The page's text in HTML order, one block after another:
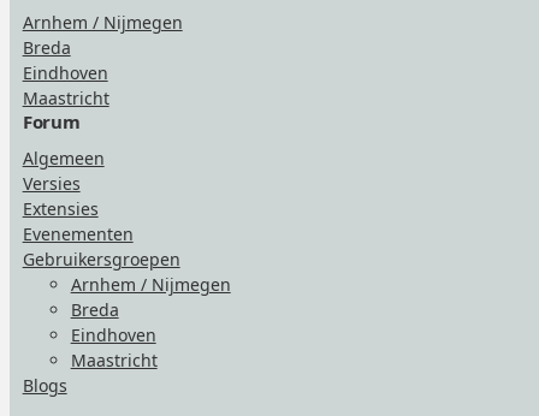
Arnhem / Nijmegen
Breda
Eindhoven
Maastricht
Forum
Algemeen
Versies
Extensies
Evenementen
Gebruikersgroepen
Arnhem / Nijmegen
Breda
Eindhoven
Maastricht
Blogs